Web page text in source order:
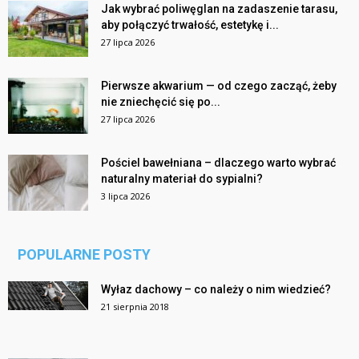
Jak wybrać poliwęglan na zadaszenie tarasu,
aby połączyć trwałość, estetykę i...
27 lipca 2026
Pierwsze akwarium — od czego zacząć, żeby
nie zniechęcić się po...
27 lipca 2026
Pościel bawełniana – dlaczego warto wybrać
naturalny materiał do sypialni?
3 lipca 2026
POPULARNE POSTY
Wyłaz dachowy – co należy o nim wiedzieć?
21 sierpnia 2018